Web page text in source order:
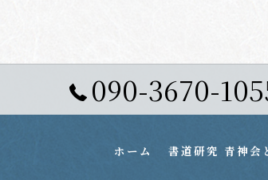
090-3670-
ホーム 書道研究 青神会